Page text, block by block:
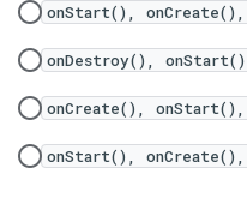
onStart(),
onDestroy(),
onCreate(),
onStart(),